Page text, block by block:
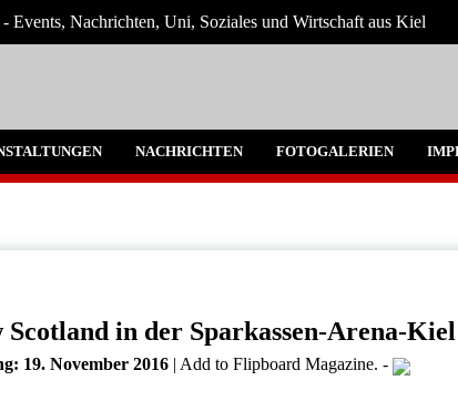
Events, Nachrichten, Uni, Soziales und Wirtschaft aus Kiel
aus Kiel und Umgebung
NACHRICHTEN FOTOGALERIEN
Scotland in der Sparkassen-Arena-Kiel
19. November 2016 | Add to Flipboard Magazine. -